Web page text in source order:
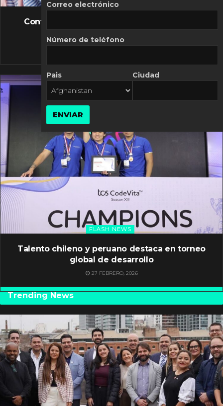
FLASH NEWS
Controversia de Mercado Libre por costos
10 MARZO, 2026
FLASH NEWS
Talento chileno y peruano destaca en torneo
global de desarrollo
27 FEBRERO, 2026
Trending News
Correo electrónico
Número de teléfono
Pais Ciudad
ENVIAR